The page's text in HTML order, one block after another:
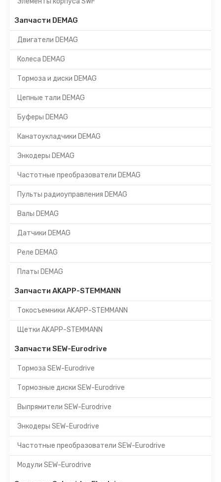
Запчасти DEMAG
Двигатели DEMAG
Колеса DEMAG
Тормоза и диски DEMAG
Цепные тали DEMAG
Буферы DEMAG
Канатоукладчики DEMAG
Энкодеры DEMAG
Частотные преобразователи DEMAG
Пульты радиоуправления DEMAG
Валы DEMAG
Датчики DEMAG
Реле DEMAG
Платы DEMAG
Запчасти AKAPP-STEMMANN
Токосъемники AKAPP-STEMMANN
Щетки AKAPP-STEMMANN
Запчасти SEW-Eurodrive
Тормоза SEW-Eurodrive
Тормозные диски SEW-Eurodrive
Выпрямители SEW-Eurodrive
Энкодеры SEW-Eurodrive
Частотные преобразователи SEW-Eurodrive
Модули SEW-Eurodrive